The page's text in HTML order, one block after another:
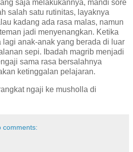
saja melakukannya, mandi sore
salah satu rutinitas, layaknya
kadang ada rasa malas, namun
jadi menyenangkan. Ketika
lagi anak-anak yang berada di luar
sepi. Ibadah magrib menjadi
sama rasa bersalahnya
ketinggalan pelajaran.
ngaji ke musholla di
comments: